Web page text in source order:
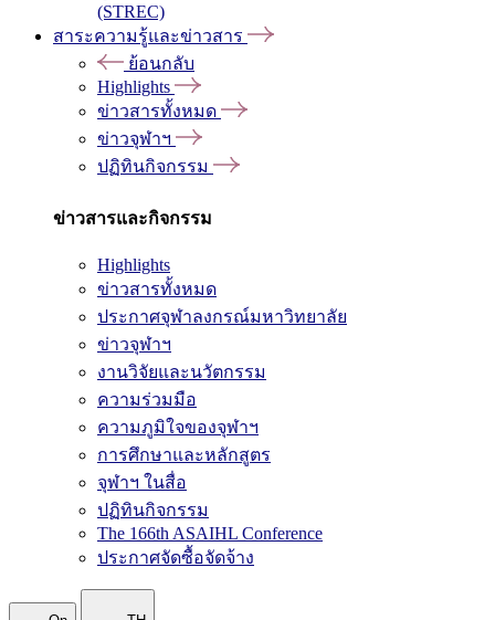
(STREC)
สาระความรู้และข่าวสาร
ย้อนกลับ
Highlights
ข่าวสารทั้งหมด
ข่าวจุฬาฯ
ปฏิทินกิจกรรม
ข่าวสารและกิจกรรม
Highlights
ข่าวสารทั้งหมด
ประกาศจุฬาลงกรณ์มหาวิทยาลัย
ข่าวจุฬาฯ
งานวิจัยและนวัตกรรม
ความร่วมมือ
ความภูมิใจของจุฬาฯ
การศึกษาและหลักสูตร
จุฬาฯ ในสื่อ
ปฏิทินกิจกรรม
The 166th ASAIHL Conference
ประกาศจัดซื้อจัดจ้าง